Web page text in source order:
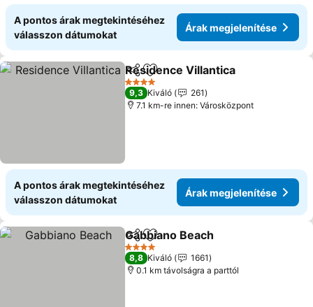
A pontos árak megtekintéséhez
válasszon dátumokat
Árak megjelenítése
Megosztás
Hozzáadás a kedvencekhez
Residence Villantica
4 Kategória
9,3 Kiváló
261
7.1 km-re innen: Városközpont
A pontos árak megtekintéséhez
válasszon dátumokat
Árak megjelenítése
Megosztás
Hozzáadás a kedvencekhez
Gabbiano Beach
4 Kategória
8,8 Kiváló
1661
0.1 km távolságra a parttól